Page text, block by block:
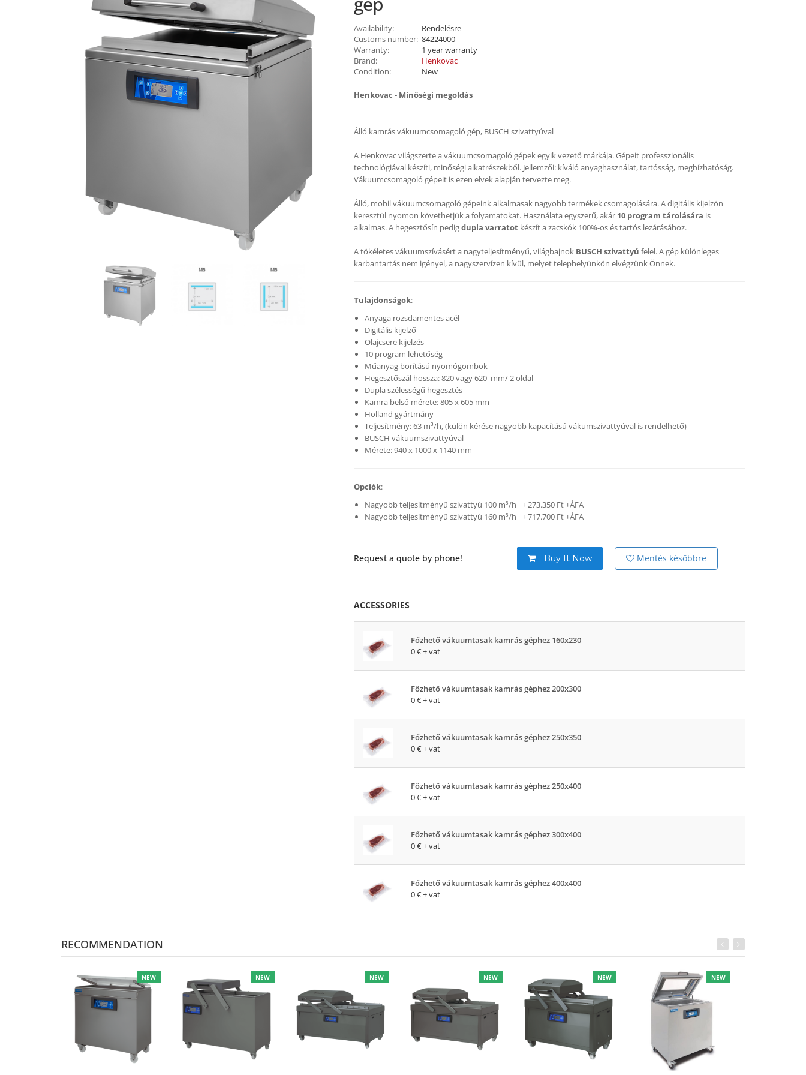
Availability:
Rendelésre
Customs number: 84224000
Warranty:
1 year warranty
Brand:
Henkovac
Condition:
New
Henkovac - Minőségi megoldás
Álló kamrás vákuumcsomagoló gép, BUSCH szivattyúval
A Henkovac világszerte a vákuumcsomagoló gépek egyik vezető márkája. Gépeit professzionális
technológiával készíti, minőségi alkatrészekből. Jellemzői: kíváló anyaghasználat, tartósság, megbízhatóság.
Vákuumcsomagoló gépeit is ezen elvek alapján tervezte meg.
Álló, mobil vákuumcsomagoló gépeink alkalmasak nagyobb termékek csomagolására. A digitális kijelzön
keresztül nyomon követhetjük a folyamatokat. Használata egyszerű, akár 10 program tárolására is
alkalmas. A hegesztősín pedigdupla varratotkészít a zacskók 100%-os és tartós lezárásához.
A tökéletes vákuumszívásért a nagyteljesítményű, világbajnok BUSCH szivattyú felel. A gép különleges
karbantartás nem igényel, a nagyszervízen kívül, melyet telephelyünkön elvégzünk Önnek.
Tulajdonságok:
Anyaga rozsdamentes acél
Digitális kijelző
Olajcsere kijelzés
10 program lehetőség
Műanyag borítású nyomógombok
Hegesztőszál hossza: 820 vagy 620 mm/ 2 oldal
Dupla szélességű hegesztés
Kamra belső mérete: 805 x 605 mm
Holland gyártmány
Teljesítmény: 63 m³/h, (külön kérése nagyobb kapacítású vákumszivattyúval is rendelhető)
BUSCH vákuumszivattyúval
Mérete: 940 x 1000 x 1140 mm
Opciók:
Nagyobb teljesítményű szivattyú 100 m³/h + 273.350 Ft +ÁFA
Nagyobb teljesítményű szivattyú 160 m³/h + 717.700 Ft +ÁFA
Request a quote by phone! Buy It Now Mentés későbbre
ACCESSORIES
Főzhető vákuumtasak kamrás géphez 160x230
0 €+ vat
Főzhető vákuumtasak kamrás géphez 200x300
0 €+ vat
Főzhető vákuumtasak kamrás géphez 250x350
0 €+ vat
Főzhető vákuumtasak kamrás géphez 250x400
0 €+ vat
Főzhető vákuumtasak kamrás géphez 300x400
0 €+ vat
Főzhető vákuumtasak kamrás géphez 400x400
0 €+ vat
RECOMMENDATION
NEW NEW NEW NEW NEW NEW